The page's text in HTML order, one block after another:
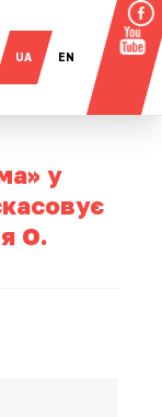
UA EN
у
О.